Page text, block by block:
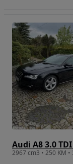
Audi A8 3.0
2967 cm3 • 250 KM